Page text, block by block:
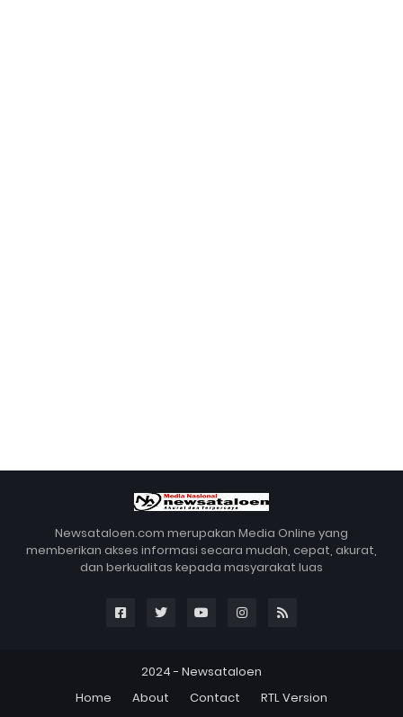
Newsataloen.com merupakan Media Online yang
memberikan akses informasi secara mudah, cepat, akurat,
dan berkualitas kepada masyarakat luas
2024 - Newsataloen
Home
About Contact RTL Version